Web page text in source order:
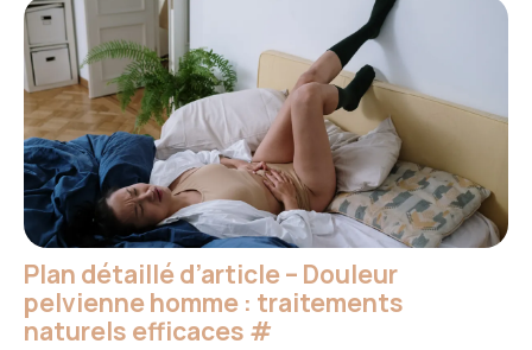
Plan détaillé d’article – Douleur
pelvienne homme : traitements
naturels efficaces #